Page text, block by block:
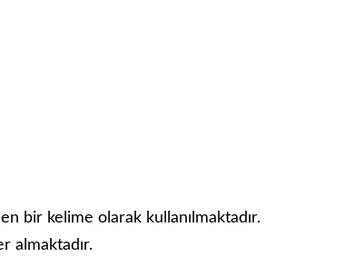
bir kelime olarak kullanılmaktadır.
almaktadır.